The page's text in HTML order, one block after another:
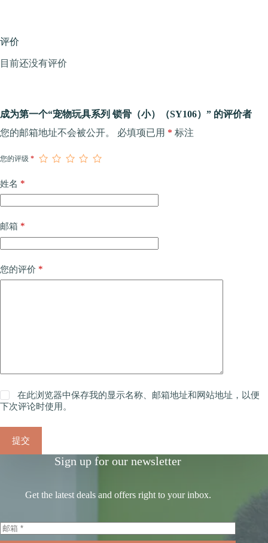
评价
目前还没有评价
成为第一个“宠物玩具系列 锁骨（小）（SY106）” 的评价者
您的邮箱地址不会被公开。
必填项已用 * 标注
您的评级 *
姓名 *
邮箱 *
您的评价 *
在此浏览器中保存我的显示名称、邮箱地址和网站地址，以便
下次评论时使用。
提交
Sign up for our newsletter
Get the latest deals and offers right to your inbox.